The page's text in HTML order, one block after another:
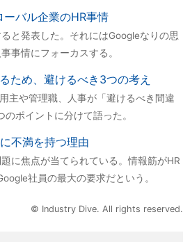
バル企業のHR事情
と発表した。それにはGoogleなりの思
事情にフォーカスする。
ため、避けるべき3つの考え
主や管理職、人事が「避けるべき間違
ポイントに分けて語った。
不満を持つ理由
に焦点が当てられている。情報筋がHR
社員の最大の要求だという。
© Industry Dive. All rights reserved.